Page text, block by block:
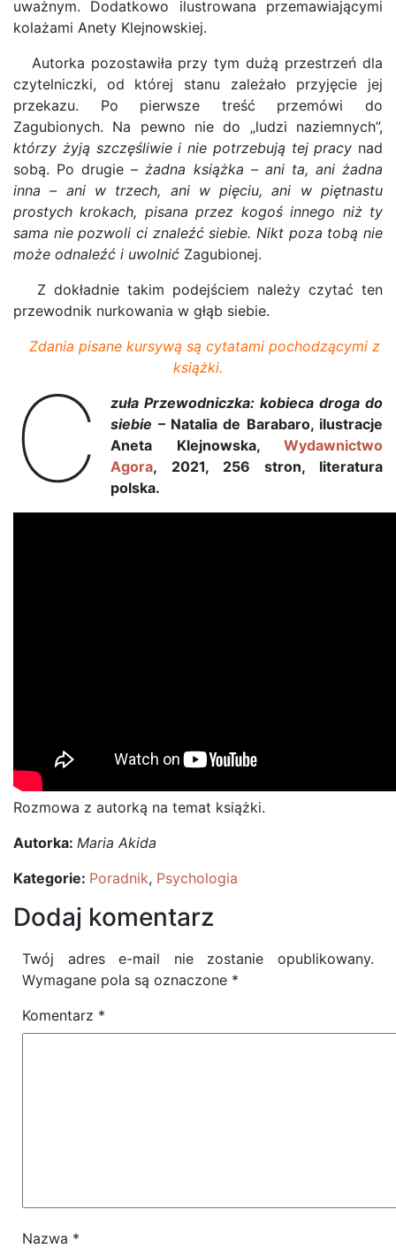
uważnym. Dodatkowo ilustrowana przemawiającymi
kolażami Anety Klejnowskiej.
Autorka pozostawiła przy tym dużą przestrzeń dla
czytelniczki, od której stanu zależało przyjęcie jej
przekazu. Po pierwsze treść przemówi do
Zagubionych. Na pewno nie do „ludzi naziemnych”,
którzy żyją szczęśliwie i nie potrzebują tej pracy nad
sobą. Po drugie –żadna książka – ani ta, ani żadna
inna – ani w trzech, ani w pięciu, ani w piętnastu
prostych krokach, pisana przez kogoś innego niż ty
sama nie pozwoli ci znaleźć siebie. Nikt poza tobą nie
może odnaleźć i uwolnić Zagubionej.
Z dokładnie takim podejściem należy czytać ten
przewodnik nurkowania w głąb siebie.
Zdania pisane kursywą są cytatami pochodzącymi z
książki.
C
zuła Przewodniczka: kobieca droga do
siebie – Natalia de Barabaro, ilustracje
Aneta Klejnowska, Wydawnictwo
Agora, 2021, 256 stron, literatura
polska.
Rozmowa z autorką na temat książki.
Autorka: Maria Akida
Kategorie: Poradnik, Psychologia
Dodaj komentarz
Twój adres e-mail nie zostanie opublikowany.
Wymagane pola są oznaczone *
Komentarz *
Nazwa *